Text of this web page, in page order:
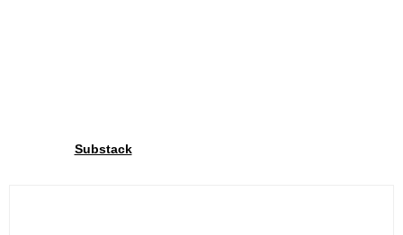
Substackdelen we exclusieve inzichten met onze